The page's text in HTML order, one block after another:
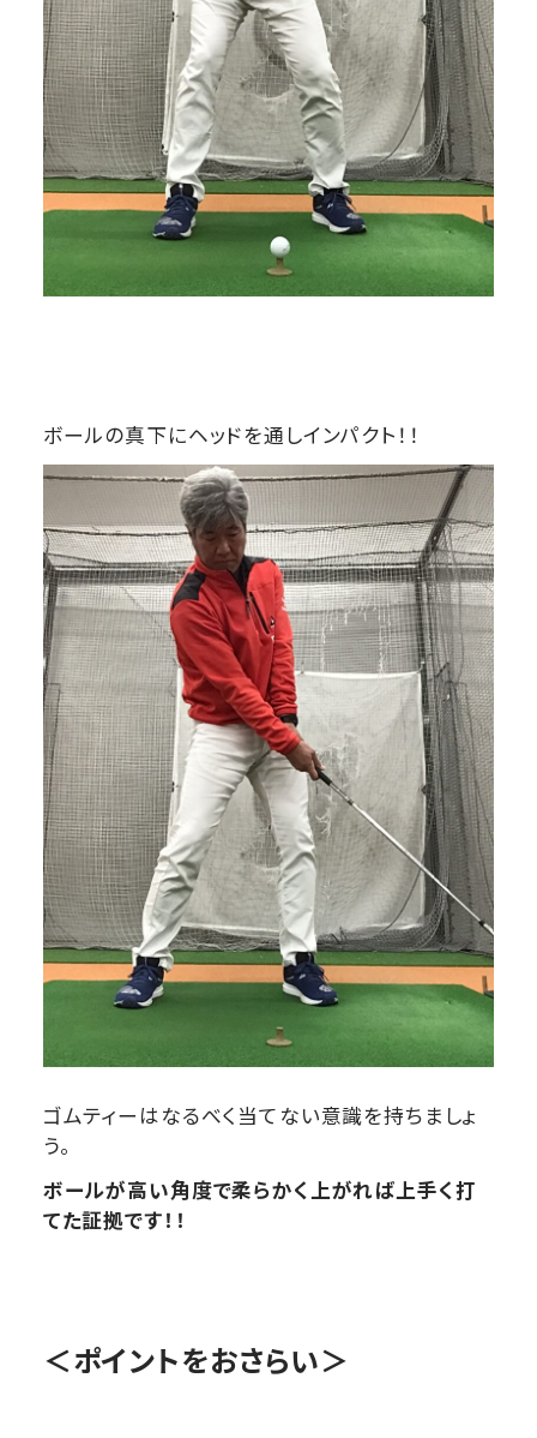
ボールの真下にヘッドを通しインパクト！！
ゴムティーはなるべく当てない意識を持ちましょ
う。
ボールが高い角度で柔らかく上がれば上手く打
てた証拠です！！
＜ポイントをおさらい＞